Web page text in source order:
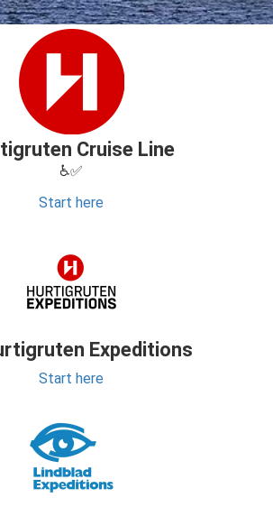
Cruise Line
♿✅
Start here
Expeditions
Start here